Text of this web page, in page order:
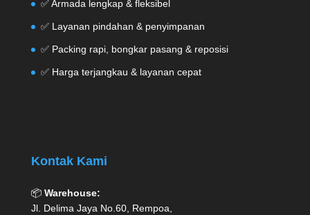
✅ Armada lengkap & fleksibel
✅ Layanan pindahan & penyimpanan
✅ Packing rapi, bongkar pasang & reposisi
✅ Harga terjangkau & layanan cepat
Kontak Kami
📦 Warehouse:
Jl. Delima Jaya No.60, Rempoa,